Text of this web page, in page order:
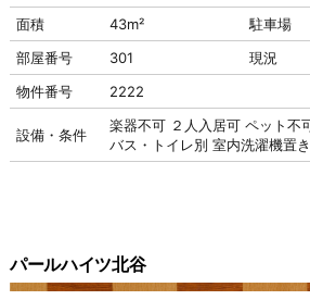
面積
43m²
駐車場
部屋番号
301 現況
物件番号
2222
設備・条件
楽器不可 ２人入居可 ペット不
バス・トイレ別 室内洗濯機置
パールハイツ北谷